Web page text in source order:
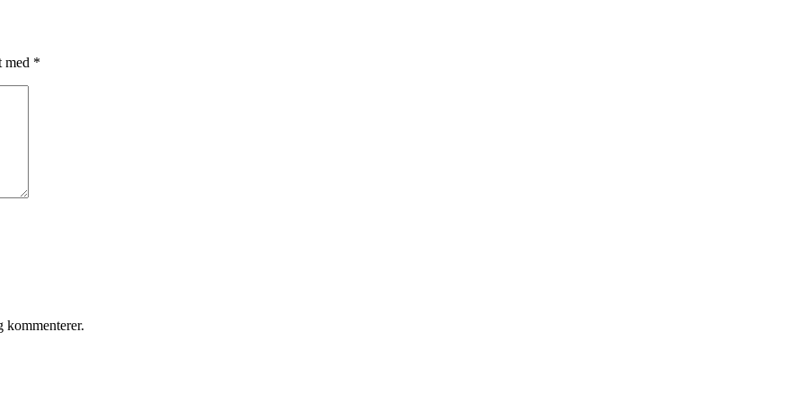
med *
kommenterer.